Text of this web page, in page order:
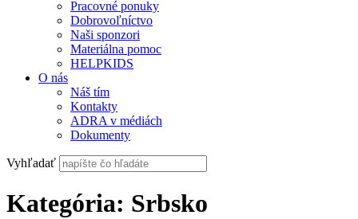
Pracovné ponuky
Dobrovoľníctvo
Naši sponzori
Materiálna pomoc
HELPKIDS
O nás
Náš tím
Kontakty
ADRA v médiách
Dokumenty
Vyhľadať
Kategória: Srbsko